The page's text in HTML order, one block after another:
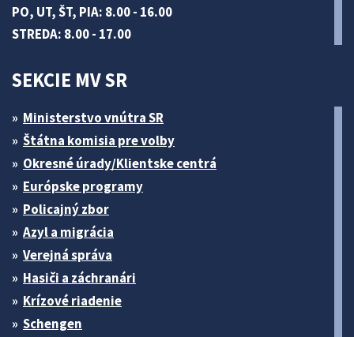
PO, UT, ŠT, PIA: 8.00 - 16.00
STREDA: 8.00 - 17.00
SEKCIE MV SR
Ministerstvo vnútra SR
Štátna komisia pre volby
Okresné úrady/Klientske centrá
Európske programy
Policajný zbor
Azyl a migrácia
Verejná správa
Hasiči a záchranári
Krízové riadenie
Schengen